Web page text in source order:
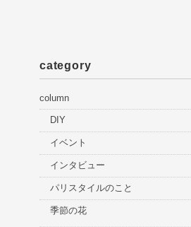
category
column
DIY
イベント
インタビュー
パリスタイルのこと
季節の花